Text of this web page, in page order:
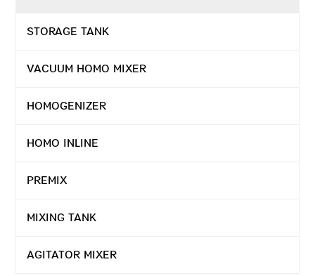
STORAGE TANK
VACUUM HOMO MIXER
HOMOGENIZER
HOMO INLINE
PREMIX
MIXING TANK
AGITATOR MIXER